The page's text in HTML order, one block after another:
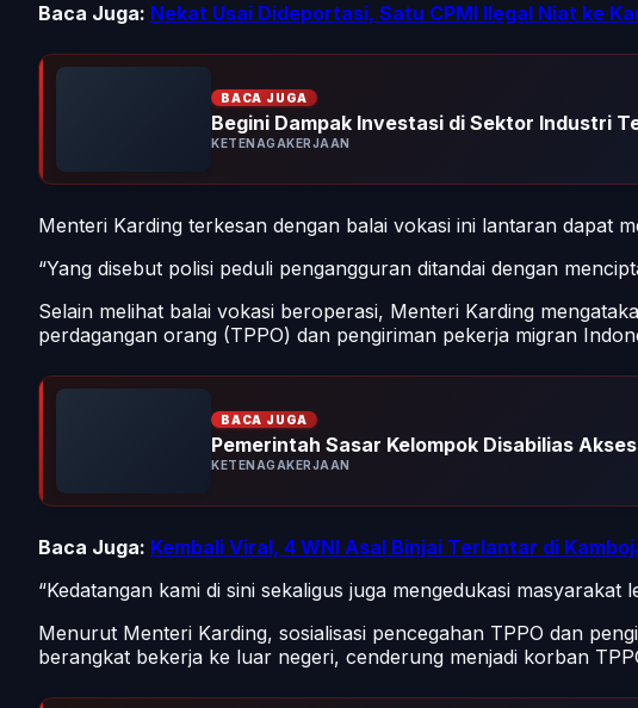
Baca Juga: Nekat Usai Dideportasi, Satu CPMI Ilegal Niat ke
BACA JUGA
Begini Dampak Investasi di Sektor Industri
KETENAGAKERJAAN
Menteri Karding terkesan dengan balai vokasi ini lantaran dapat
“Yang disebut polisi peduli pengangguran ditandai dengan
Selain melihat balai vokasi beroperasi, Menteri Karding
perdagangan orang (TPPO) dan pengiriman pekerja migran
BACA JUGA
Pemerintah Sasar Kelompok Disabilias
KETENAGAKERJAAN
Baca Juga: Kembali Viral, 4 WNI Asal Binjai Terlantar di
“Kedatangan kami di sini sekaligus juga mengedukasi
Menurut Menteri Karding, sosialisasi pencegahan TPPO dan
berangkat bekerja ke luar negeri, cenderung menjadi korban